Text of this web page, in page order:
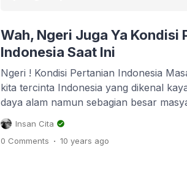
Wah, Ngeri Juga Ya Kondisi
Indonesia Saat Ini
Ngeri ! Kondisi Pertanian Indonesia
kita tercinta Indonesia yang dikenal
daya alam namun sebagian besar
bawah garis kemiskinan. Sumberdaya
sumber daya hutan, sumber daya
sumberdaya di dalam lautan. Tak
Insan Cita
0 Comments . 10 years ago